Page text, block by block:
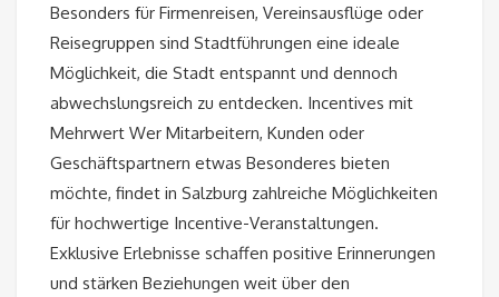
Besonders für Firmenreisen, Vereinsausflüge oder
Reisegruppen sind Stadtführungen eine ideale
Möglichkeit, die Stadt entspannt und dennoch
abwechslungsreich zu entdecken. Incentives mit
Mehrwert Wer Mitarbeitern, Kunden oder
Geschäftspartnern etwas Besonderes bieten
möchte, findet in Salzburg zahlreiche Möglichkeiten
für hochwertige Incentive-Veranstaltungen.
Exklusive Erlebnisse schaffen positive Erinnerungen
und stärken Beziehungen weit über den